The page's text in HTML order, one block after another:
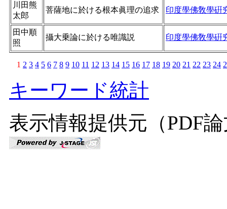
川田熊
太郎
菩薩地に於ける根本眞理の追求 印度學佛敎學硏
田中順
照
攝大乗論に於ける唯識説 印度學佛敎學硏
1 2 3 4 5 6 7 8 9 10 11 12 13 14 15 16 17 18 19 20 21 22 23 24
キーワード統計
表示情報提供元（PDF